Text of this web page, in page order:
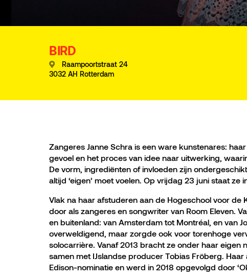
BIRD
Raampoortstraat 24
3032 AH Rotterdam
Zangeres Janne Schra is een ware kunstenares:
gevoel en het proces van idee naar uitwerking,
De vorm, ingrediënten of invloeden zijn
altijd ‘eigen’ moet voelen. Op vrijdag 23 juni staat ze
Vlak na haar afstuderen aan de Hogeschool voor de
door als zangeres en songwriter van Room Eleven.
en buitenland: van Amsterdam tot Montréal, en van
overweldigend, maar zorgde ook voor torenhoge
solocarrière. Vanaf 2013 bracht ze onder haar eigen
samen met IJslandse producer Tobias Fröberg. Haar
Edison-nominatie en werd in 2018 opgevolgd door